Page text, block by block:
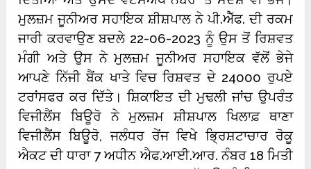
ਮੁਲਜ਼ਮ ਜੂਨੀਅਰ ਸਹਾਇਕ ਸ਼ੀਸ਼ਪਾਲ ਨੇ ਪੀ.ਐੱਫ. ਦੀ ਰਕਮ
ਜਾਰੀ ਕਰਵਾਉਣ ਬਦਲੇ 22-06-2023 ਨੂੰ ਉਸ ਤੋਂ ਰਿਸ਼ਵਤ
ਮੰਗੀ ਅਤੇ ਉਸ ਨੇ ਮੁਲਜ਼ਮ ਜੂਨੀਅਰ ਸਹਾਇਕ ਵੱਲੋਂ ਭੇਜੇ
ਆਪਣੇ ਨਿੱਜੀ ਬੈਂਕ ਖਾਤੇ ਵਿਚ ਰਿਸ਼ਵਤ ਦੇ 24000 ਰੁਪਏ
ਟਰਾਂਸਫਰ ਕਰ ਦਿੱਤੇ।ਸ਼ਿਕਾਇਤ ਦੀ ਮੁਢਲੀ ਜਾਂਚ ਉਪਰੰਤ
ਵਿਜੀਲੈਂਸ ਬਿਊਰੋ ਨੇ ਮੁਲਜ਼ਮ ਸ਼ੀਸ਼ਪਾਲ ਖਿਲਾਫ਼ ਥਾਣਾ
ਵਿਜੀਲੈਂਸ ਬਿਊਰੋ, ਜਲੰਧਰ ਰੇਂਜ ਵਿਖੇ ਭ੍ਰਿਸ਼ਟਾਚਾਰ ਰੋਕੂ
ਐਕਟ ਦੀ ਧਾਰਾ 7 ਅਧੀਨ ਐਫ.ਆਈ.ਆਰ. ਨੰਬਰ 18 ਮਿਤੀ